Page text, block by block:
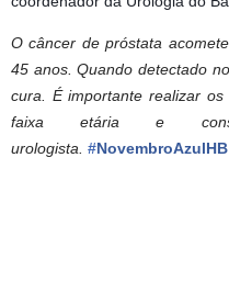
O câncer de próstata
45 anos. Quando detectado
cura. É importante realizar
faixa etária e
urologista. #NovembroAzulHB